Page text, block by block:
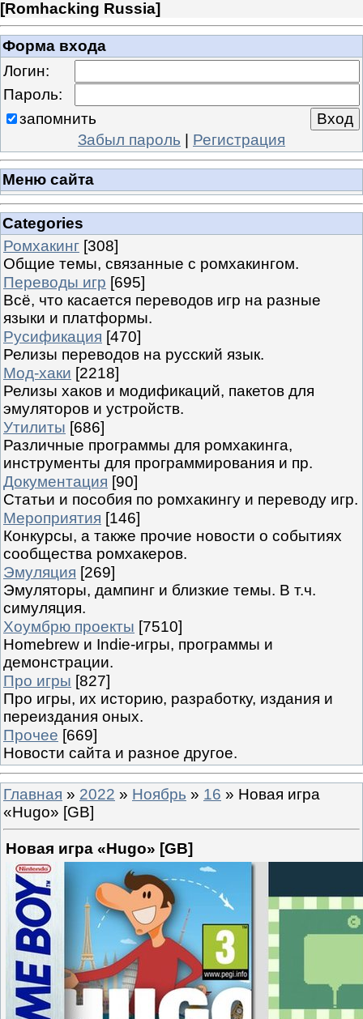
[Romhacking Russia]
Форма входа
Логин:
Пароль:
запомнить
Забыл пароль | Регистрация
Меню сайта
Categories
Ромхакинг [308]
Общие темы, связанные с ромхакингом.
Переводы игр [695]
Всё, что касается переводов игр на разные
языки и платформы.
Русификация [470]
Релизы переводов на русский язык.
Мод-хаки [2218]
Релизы хаков и модификаций, пакетов для
эмуляторов и устройств.
Утилиты [686]
Различные программы для ромхакинга,
инструменты для программирования и пр.
Документация [90]
Статьи и пособия по ромхакингу и переводу игр.
Мероприятия [146]
Конкурсы, а также прочие новости о событиях
сообщества ромхакеров.
Эмуляция [269]
Эмуляторы, дампинг и близкие темы. В т.ч.
симуляция.
Хоумбрю проекты [7510]
Homebrew и Indie-игры, программы и
демонстрации.
Про игры [827]
Про игры, их историю, разработку, издания и
переиздания оных.
Прочее [669]
Новости сайта и разное другое.
Главная » 2022 » Ноябрь » 16 » Новая игра
«Hugo» [GB]
Новая игра «Hugo» [GB]